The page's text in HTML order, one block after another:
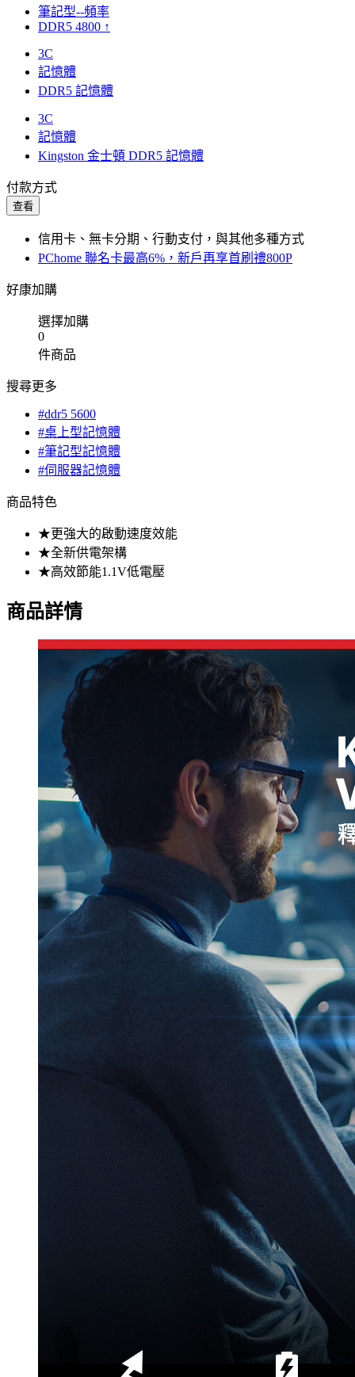
筆記型--頻率
DDR5 4800 ↑
3C
記憶體
DDR5 記憶體
3C
記憶體
Kingston 金士頓 DDR5 記憶體
付款方式
查看
信用卡、無卡分期、行動支付，與其他多種方式
PChome 聯名卡最高6%，新戶再享首刷禮800P
好康加購
選擇加購
0
件商品
搜尋更多
#ddr5 5600
#桌上型記憶體
#筆記型記憶體
#伺服器記憶體
商品特色
★更強大的啟動速度效能
★全新供電架構
★高效節能1.1V低電壓
商品詳情